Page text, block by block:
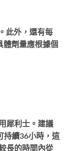
此外，還有每
體劑量應根據個
犀利士。建議
持續36小時，這
長的時間內從